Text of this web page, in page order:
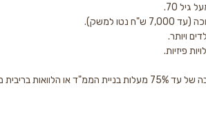
הסיוע כולל מענקים בגובה של עד 75% מעלות בניית הממ"ד או הלוואות בריבית מסובסדת